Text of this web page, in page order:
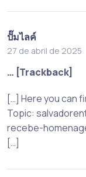
ปั๊มไลค์
27 de abril de 2025
… [Trackback]
[…] Here you can
Topic:
recebe-
[…]